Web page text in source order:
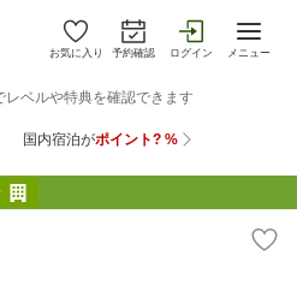
お気に入り 予約確認 ログイン メニュー